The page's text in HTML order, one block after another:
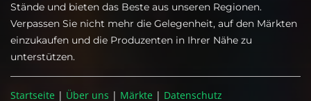
Stände und bieten das Beste aus unseren Regionen.
Verpassen Sie nicht mehr die Gelegenheit, auf den Märkten
einzukaufen und die Produzenten in Ihrer Nähe zu
unterstützen.
Startseite | Über uns | Märkte | Datenschutz